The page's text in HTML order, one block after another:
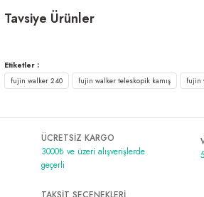
Tavsiye Ürünler
Daiwa New Legalis Seabass 2.40m 10-35gr 2p Olta
4.254,75 ₺
Etiketler :
fujin walker 240
fujin walker teleskopik kamış fujin
ÜCRETSİZ KARGO
3000₺ ve üzeri alışverişlerde
geçerli
TAKSİT SEÇENEKLERİ